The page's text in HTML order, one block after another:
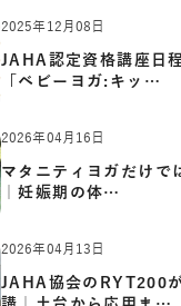
2025年12月08日
JAHA認定資格講座日
「ベビーヨガ:キッ…
2026年04月16日
マタニティヨガだけで
｜妊娠期の体…
2026年04月13日
JAHA協会のRYT200